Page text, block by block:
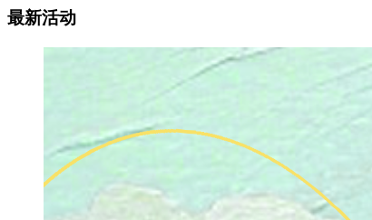
最新活动